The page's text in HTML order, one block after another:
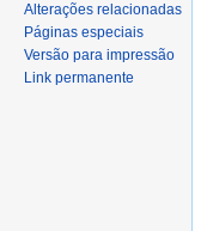
Alterações relacionadas
Páginas especiais
Versão para impressão
Link permanente